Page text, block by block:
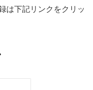
は下記リンクをクリッ